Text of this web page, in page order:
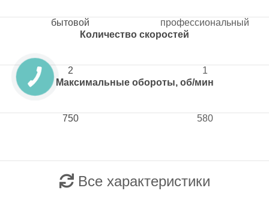
Количество скоростей
Максимальные обороты, об/мин
бытовой
2
750
профессиональный
1
580
Все характеристики